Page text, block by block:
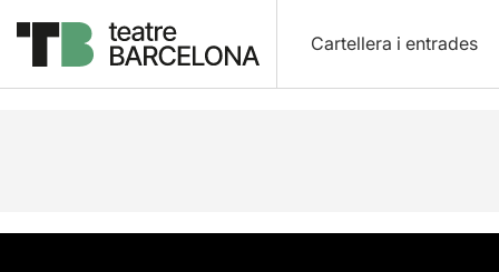
Cartellera i entrades
Descripció Fitxa artística